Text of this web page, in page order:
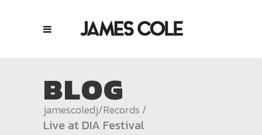
BLOG
jamescoledj/Records /
Live at DIA Festival